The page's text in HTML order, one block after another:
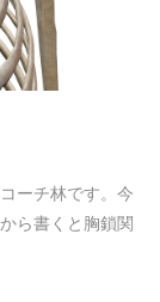
ーチ林です。今
ら書くと胸鎖関